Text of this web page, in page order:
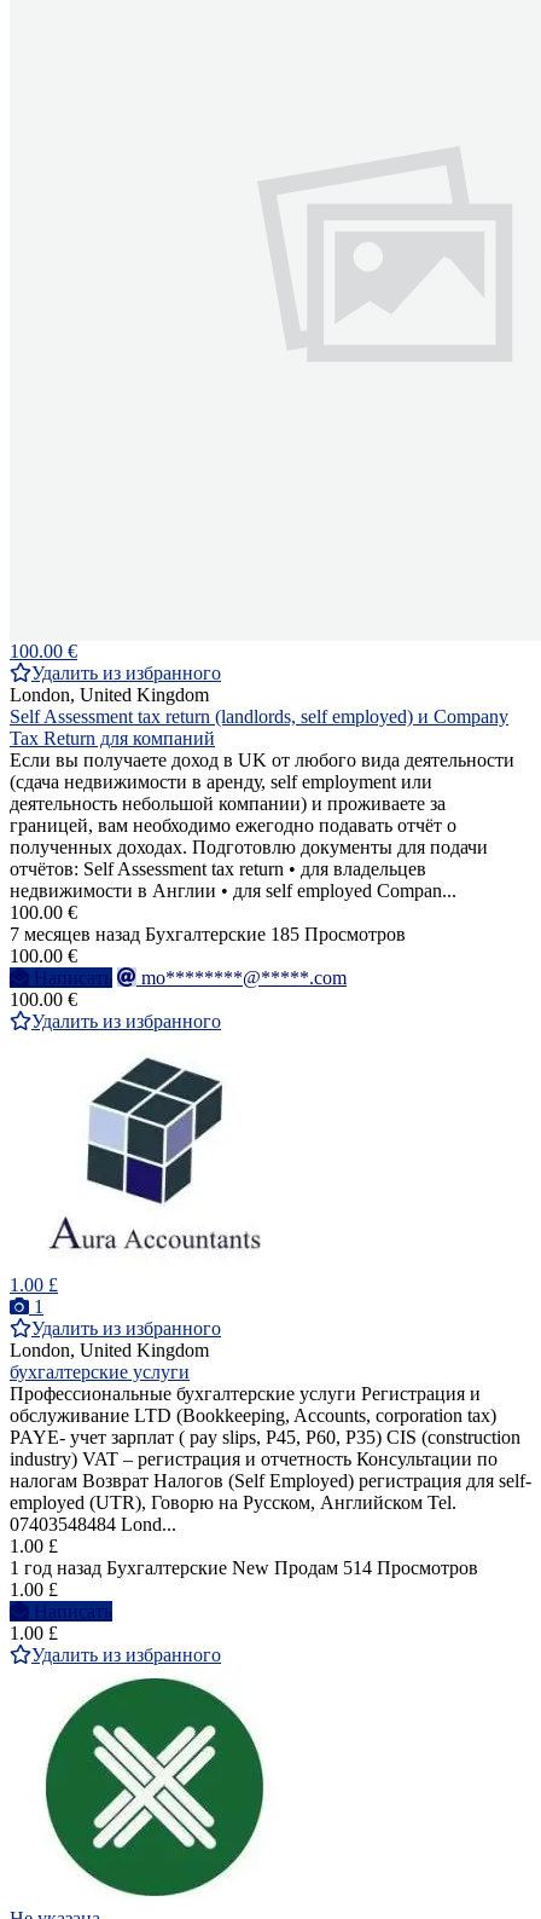
100.00 €
Удалить из избранного
London, United Kingdom
Self Assessment tax return (landlords, self employed) и Company
Tax Return для компаний
Если вы получаете доход в UK от любого вида деятельности
(сдача недвижимости в аренду, self employment или
деятельность небольшой компании) и проживаете за
границей, вам необходимо ежегодно подавать отчёт о
полученных доходах. Подготовлю документы для подачи
отчётов: Self Assessment tax return • для владельцев
недвижимости в Англии • для self employed Compan...
100.00 €
7 месяцев назад Бухгалтерские 185 Просмотров
100.00 €
Написать
mo********@*****.com
100.00 €
Удалить из избранного
1.00 £
1
Удалить из избранного
London, United Kingdom
бухгалтерские услуги
Профессиональные бухгалтерские услуги Регистрация и
обслуживание LTD (Bookkeeping, Accounts, corporation tax)
PAYE- учет зарплат ( pay slips, P45, P60, P35) CIS (construction
industry) VAT – регистрация и отчетность Консультации по
налогам Возврат Налогов (Self Employed) регистрация для self-
employed (UTR), Говорю на Pусcком, Английском Tel.
07403548484 Lond...
1.00 £
1 год назад Бухгалтерские New Продам 514 Просмотров
1.00 £
Написать
1.00 £
Удалить из избранного